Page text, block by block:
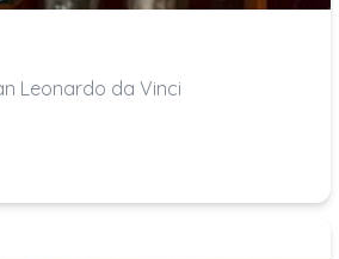
Leonardo da Vinci